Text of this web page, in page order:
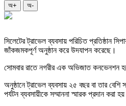
অ+ অ-
সিলেটের ট্রাভেল ব্যবসায় পরিচিত প্রতিষ্ঠান
জাঁকজমকপূর্ণ অনুষ্ঠান করে উদযাপন করেছে।
সোমবার রাতে নগরীর এক অভিজাত কনভেনশন
অনুষ্ঠানে ট্রাভেল ব্যবসায় ২৫ বছর বা তার
পর্যটন ব্যবসায়ীকে সম্মাননা স্মারক প্রদান করা